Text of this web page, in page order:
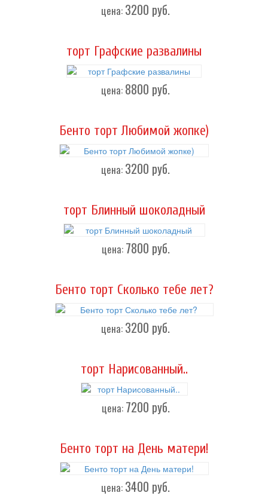
цена: 3200 руб.
торт Графские развалины
цена: 8800 руб.
Бенто торт Любимой жопке)
цена: 3200 руб.
торт Блинный шоколадный
цена: 7800 руб.
Бенто торт Сколько тебе лет?
цена: 3200 руб.
торт Нарисованный..
цена: 7200 руб.
Бенто торт на День матери!
цена: 3400 руб.